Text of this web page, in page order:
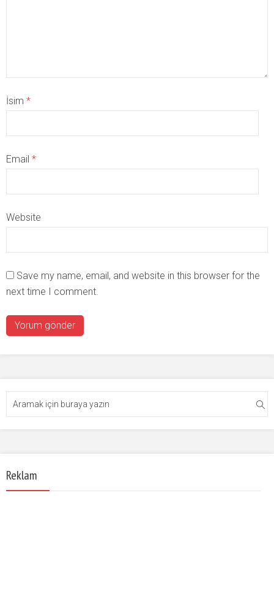
İsim *
Email *
Website
Save my name, email, and website in this browser for the
next time I comment.
Reklam